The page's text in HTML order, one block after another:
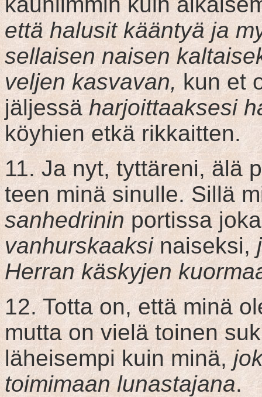
että halusit kääntyä ja
sellaisen naisen
veljen kasvavan, kun et
jäljessäharjoittaaksesi
köyhien etkä rikkaitten.
11. Ja nyt, tyttäreni, älä
teen minä sinulle. Sillä
sanhedrinin portissa
vanhurskaaksinaiseksi,
Herran käskyjen
12. Totta on, että minä
mutta on vielä toinen
läheisempi kuin minä,
toimimaan lunastajana.